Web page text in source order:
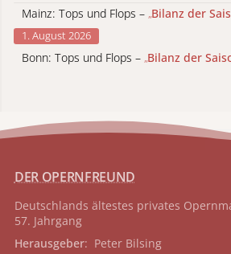
Mainz: Tops und Flops – „Bilanz der
1. August 2026
Bonn: Tops und Flops – „Bilanz der
DER OPERNFREUND
Deutschlands ältestes privates
57. Jahrgang
Herausgeber: Peter Bilsing